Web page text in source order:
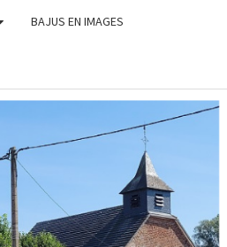
BAJUS EN IMAGES